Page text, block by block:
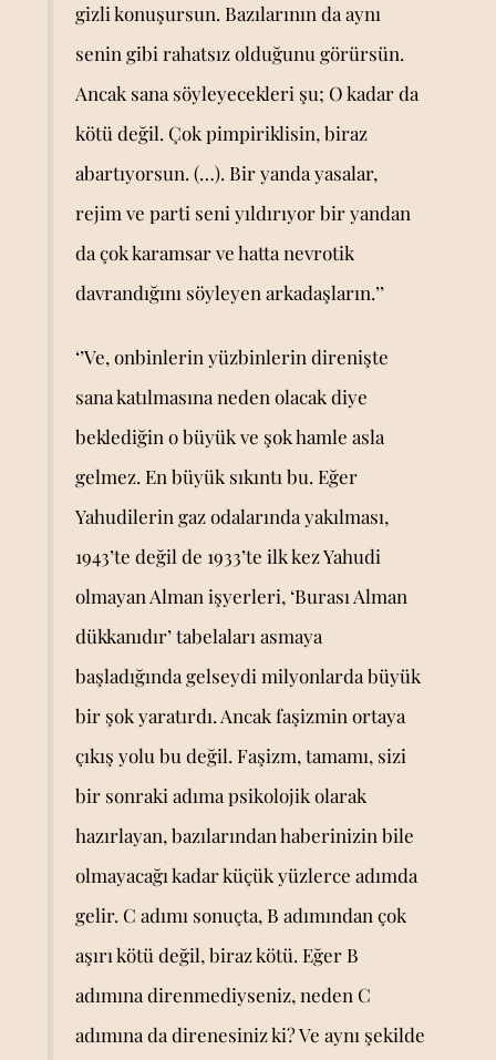
gizli konuşursun. Bazılarının da aynı
senin gibi rahatsız olduğunu görürsün.
Ancak sana söyleyecekleri şu; O kadar da
kötü değil. Çok pimpiriklisin, biraz
abartıyorsun. (…). Bir yanda yasalar,
rejim ve parti seni yıldırıyor bir yandan
da çok karamsar ve hatta nevrotik
davrandığını söyleyen arkadaşların.’’
‘’Ve, onbinlerin yüzbinlerin direnişte
sana katılmasına neden olacak diye
beklediğin o büyük ve şok hamle asla
gelmez. En büyük sıkıntı bu. Eğer
Yahudilerin gaz odalarında yakılması,
1943’te değil de 1933’te ilk kez Yahudi
olmayan Alman işyerleri, ‘Burası Alman
dükkanıdır’ tabelaları asmaya
başladığında gelseydi milyonlarda büyük
bir şok yaratırdı. Ancak faşizmin ortaya
çıkış yolu bu değil. Faşizm, tamamı, sizi
bir sonraki adıma psikolojik olarak
hazırlayan, bazılarından haberinizin bile
olmayacağı kadar küçük yüzlerce adımda
gelir. C adımı sonuçta, B adımından çok
aşırı kötü değil, biraz kötü. Eğer B
adımına direnmediyseniz, neden C
adımına da direnesiniz ki? Ve aynı şekilde